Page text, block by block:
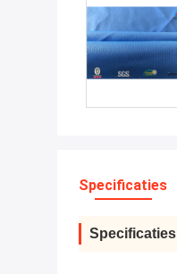
Specificaties
Specificaties